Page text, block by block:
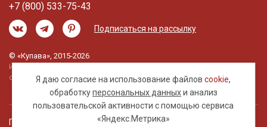
Я даю согласие на использование файловcookie,
обработкуперсональных данныхи анализ
пользовательской активности с помощью сервиса
«Яндекс.Метрика»
+7 (800) 533-75-43
Подписаться на рассылку
© «Купава», 2015-2026
Информация на сайте не является публичной
офертой.
Правовая информация